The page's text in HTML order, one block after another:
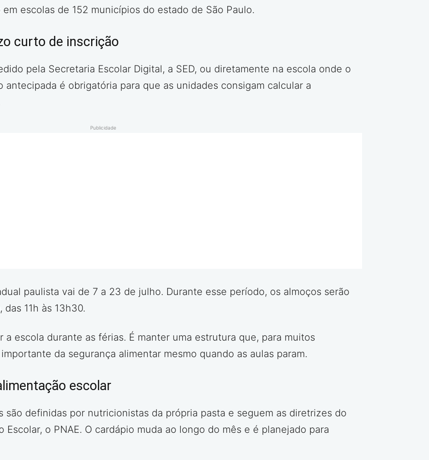
escolas de 152 municípios do estado de São Paulo.
curto de inscrição
pela Secretaria Escolar Digital, a SED, ou diretamente na escola onde o
antecipada é obrigatória para que as unidades consigam calcular a
Publicidade
paulista vai de 7 a 23 de julho. Durante esse período, os almoços serão
11h às 13h30.
escola durante as férias. É manter uma estrutura que, para muitos
da segurança alimentar mesmo quando as aulas param.
escolar
são definidas por nutricionistas da própria pasta e seguem as diretrizes do
Escolar, o PNAE. O cardápio muda ao longo do mês e é planejado para